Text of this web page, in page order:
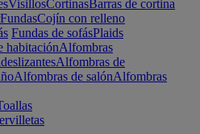
VisillosCortinasBarras de cortina
FundasCojín con relleno
Fundas de sofásPlaids
habitaciónAlfombras
Alfombras de
Alfombras de salónAlfombras